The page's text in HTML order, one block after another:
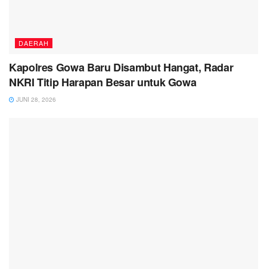
DAERAH
Kapolres Gowa Baru Disambut Hangat, Radar
NKRI Titip Harapan Besar untuk Gowa
JUNI 28, 2026